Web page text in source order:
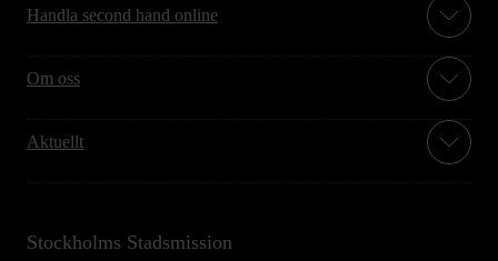
Handla second hand online
Om oss
Aktuellt
Stockholms Stadsmission